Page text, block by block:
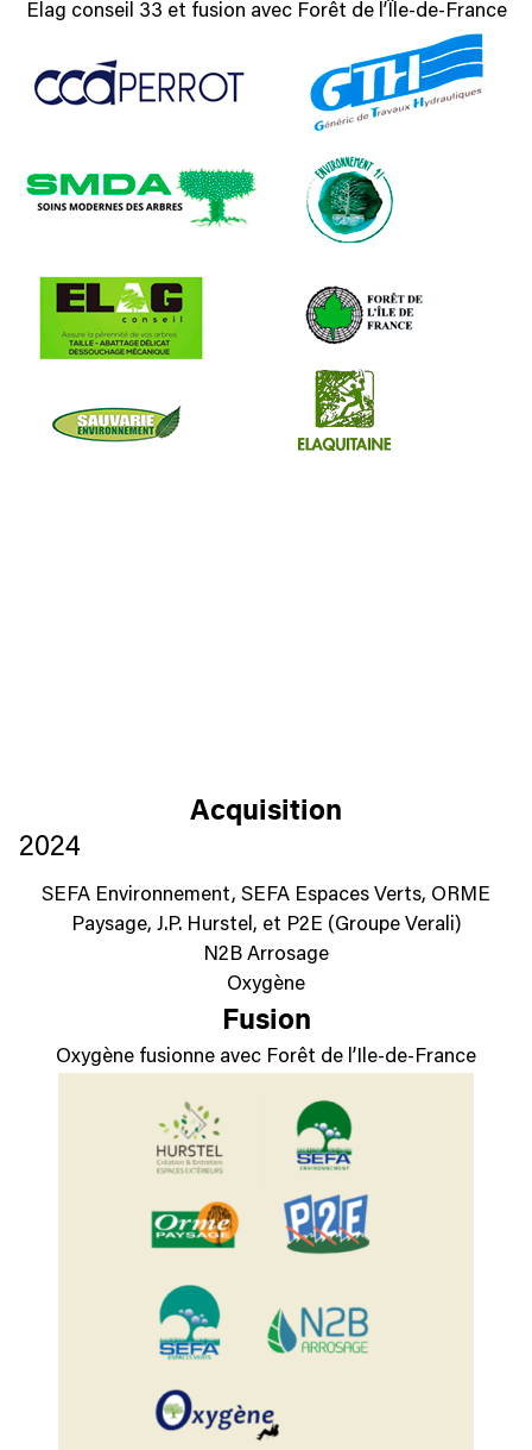
Elag conseil 33 et fusion avec Forêt de l’Île-de-France
Acquisition
2024
SEFA Environnement, SEFA Espaces Verts, ORME
Paysage, J.P. Hurstel, et P2E (Groupe Verali)
N2B Arrosage
Oxygène
Fusion
Oxygène fusionne avec Forêt de l’Ile-de-France